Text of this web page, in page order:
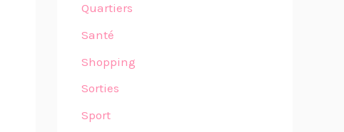
Quartiers
Santé
Shopping
Sorties
Sport